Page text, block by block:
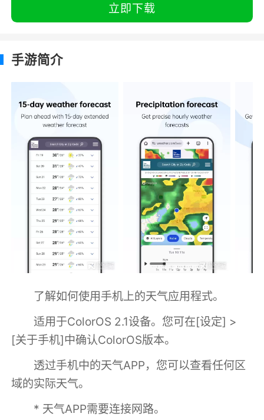
立即下载
手游简介
了解如何使用手机上的天气应用程式。
适用于ColorOS 2.1设备。您可在[设定] >
[关于手机]中确认ColorOS版本。
透过手机中的天气APP，您可以查看任何区
域的实际天气。
* 天气APP需要连接网路。